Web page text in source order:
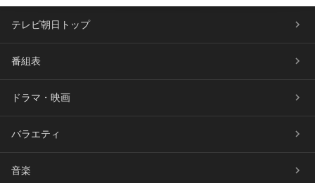
テレビ朝日トップ
番組表
ドラマ・映画
バラエティ
音楽